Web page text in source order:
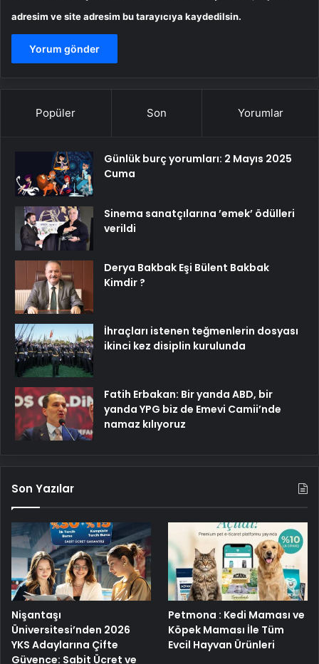
adresim ve site adresim bu tarayıcıya kaydedilsin.
Popüler Son Yorumlar
Günlük burç yorumları: 2 Mayıs 2025
Cuma
Sinema sanatçılarına ’emek’ ödülleri
verildi
Derya Bakbak Eşi Bülent Bakbak
Kimdir ?
İhraçları istenen teğmenlerin dosyası
ikinci kez disiplin kurulunda
Fatih Erbakan: Bir yanda ABD, bir
yanda YPG biz de Emevi Camii’nde
namaz kılıyoruz
Son Yazılar
Nişantaşı
Üniversitesi’nden 2026
YKS Adaylarına Çifte
Güvence: Sabit Ücret ve
Petmona : Kedi Maması ve
Köpek Maması İle Tüm
Evcil Hayvan Ürünleri